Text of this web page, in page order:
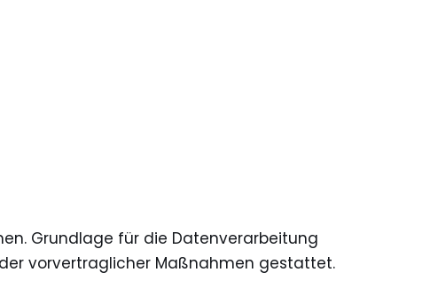
Grundlage für die Datenverarbeitung
vorvertraglicher Maßnahmen gestattet.